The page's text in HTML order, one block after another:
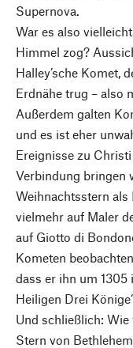
Supernova.
War es also
Himmel zog?
Halley’sche Komet,
Erdnähe trug – also
Außerdem galten
und es ist eher
Ereignisse zu
Verbindung bringen
Weihnachtsstern als
vielmehr auf Maler
auf Giotto di
Kometen
dass er ihn um 1305
Heiligen Drei
Und schließlich:
Stern von